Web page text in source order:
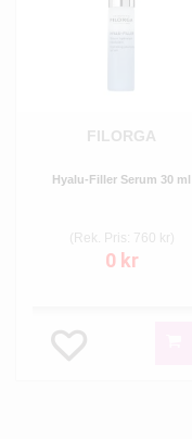
FILORGA
Hyalu-Filler Serum 30 ml
(Rek. Pris: 760 kr)
0 kr